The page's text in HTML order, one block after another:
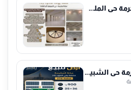
شقة للبيع في مكة المكرمة حي الملك فهد
ارض للبيع في مكة المكرمة حي الشبيكة الجديد